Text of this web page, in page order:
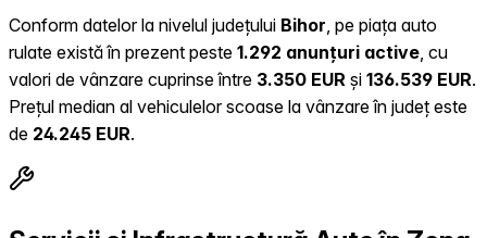
Conform datelor la nivelul județului Bihor , pe piața auto
rulate există în prezent peste 1.292 anunțuri active , cu
valori de vânzare cuprinse între 3.350 EUR și 136.539 EUR.
Prețul median al vehiculelor scoase la vânzare în județ este
de 24.245 EUR.